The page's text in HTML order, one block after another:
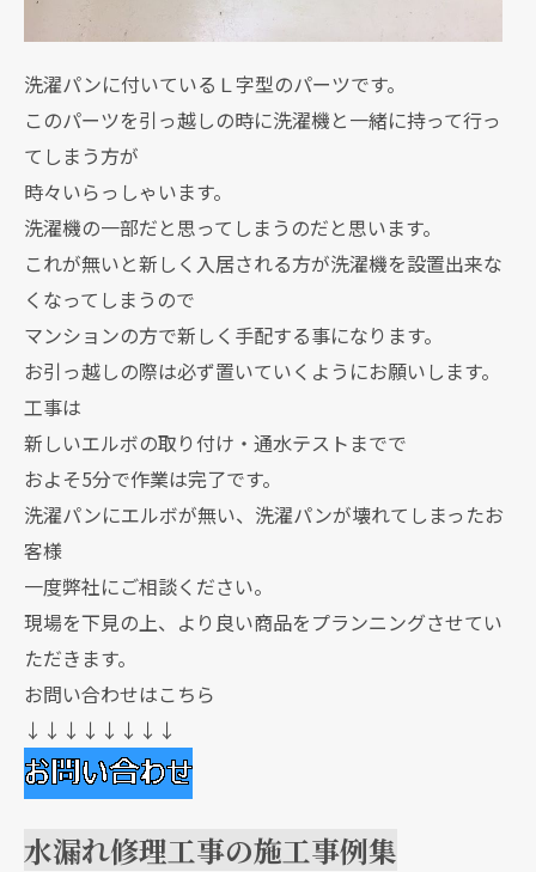
洗濯パンに付いているＬ字型のパーツです。
このパーツを引っ越しの時に洗濯機と一緒に持って行っ
てしまう方が
時々いらっしゃいます。
洗濯機の一部だと思ってしまうのだと思います。
これが無いと新しく入居される方が洗濯機を設置出来な
くなってしまうので
マンションの方で新しく手配する事になります。
お引っ越しの際は必ず置いていくようにお願いします。
工事は
新しいエルボの取り付け・通水テストまでで
およそ5分で作業は完了です。
洗濯パンにエルボが無い、洗濯パンが壊れてしまったお
客様
一度弊社にご相談ください。
現場を下見の上、より良い商品をプランニングさせてい
ただきます。
お問い合わせはこちら
↓↓↓↓↓↓↓↓
水漏れ修理工事の施工事例集